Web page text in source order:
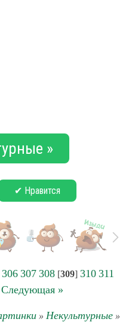
»
✔ Нравится
306 307 308 [309] 310 311
Следующая »
» Некультурные»